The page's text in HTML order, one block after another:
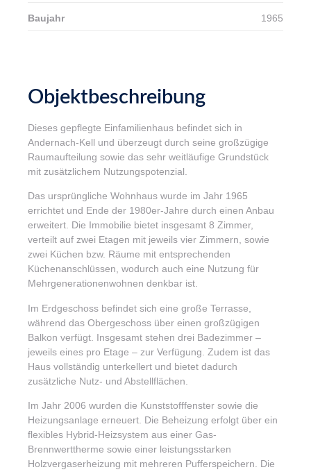
Baujahr 1965
Objektbeschreibung
Dieses gepflegte Einfamilienhaus befindet sich in
Andernach-Kell und überzeugt durch seine großzügige
Raumaufteilung sowie das sehr weitläufige Grundstück
mit zusätzlichem Nutzungspotenzial.
Das ursprüngliche Wohnhaus wurde im Jahr 1965
errichtet und Ende der 1980er-Jahre durch einen Anbau
erweitert. Die Immobilie bietet insgesamt 8 Zimmer,
verteilt auf zwei Etagen mit jeweils vier Zimmern, sowie
zwei Küchen bzw. Räume mit entsprechenden
Küchenanschlüssen, wodurch auch eine Nutzung für
Mehrgenerationenwohnen denkbar ist.
Im Erdgeschoss befindet sich eine große Terrasse,
während das Obergeschoss über einen großzügigen
Balkon verfügt. Insgesamt stehen drei Badezimmer –
jeweils eines pro Etage – zur Verfügung. Zudem ist das
Haus vollständig unterkellert und bietet dadurch
zusätzliche Nutz- und Abstellflächen.
Im Jahr 2006 wurden die Kunststofffenster sowie die
Heizungsanlage erneuert. Die Beheizung erfolgt über ein
flexibles Hybrid-Heizsystem aus einer Gas-
Brennwerttherme sowie einer leistungsstarken
Holzvergaserheizung mit mehreren Pufferspeichern. Die